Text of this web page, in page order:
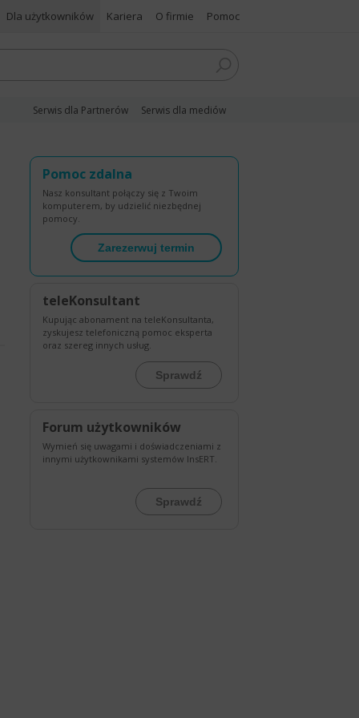
Dla użytkowników Kariera O firmie Pomoc
Serwis dla Partnerów Serwis dla mediów
Pomoc zdalna
Nasz konsultant połączy się z Twoim
komputerem, by udzielić niezbędnej
pomocy.
Zarezerwuj termin
teleKonsultant
Kupując abonament na teleKonsultanta,
zyskujesz telefoniczną pomoc eksperta
oraz szereg innych usług.
Sprawdź
Forum użytkowników
Wymień się uwagami i doświadczeniami z
innymi użytkownikami systemów InsERT.
Sprawdź